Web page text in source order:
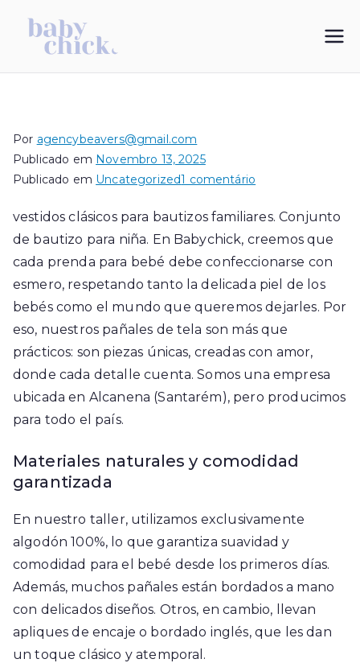
conteúdo
Por agencybeavers@gmail.com
Publicado em Novembro 13, 2025
Publicado em Uncategorized1 comentário
clásicos
para
bautizos
familiares
vestidos clásicos para bautizos familiares. Conjunto
de bautizo para niña. En Babychick, creemos que
cada prenda para bebé debe confeccionarse con
esmero, respetando tanto la delicada piel de los
bebés como el mundo que queremos dejarles. Por
eso, nuestros pañales de tela son más que
prácticos: son piezas únicas, creadas con amor,
donde cada detalle cuenta. Somos una empresa
ubicada en Alcanena (Santarém), pero producimos
para todo el país.
Materiales naturales y comodidad
garantizada
En nuestro taller, utilizamos exclusivamente
algodón 100%, lo que garantiza suavidad y
comodidad para el bebé desde los primeros días.
Además, muchos pañales están bordados a mano
con delicados diseños. Otros, en cambio, llevan
apliques de encaje o bordado inglés, que les dan
un toque clásico y atemporal.